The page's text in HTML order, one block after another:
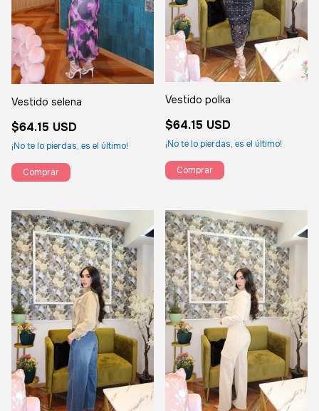
Vestido selena
$64.15 USD
¡No te lo pierdas, es el último!
Comprar
Vestido polka
$64.15 USD
¡No te lo pierdas, es el último!
Comprar